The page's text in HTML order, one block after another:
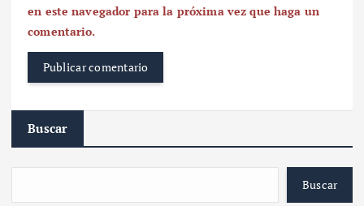
en este navegador para la próxima vez que haga un
comentario.
Buscar
Buscar